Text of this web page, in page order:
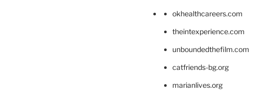
okhealthcareers.com
theintexperience.com
unboundedthefilm.com
catfriends-bg.org
marianlives.org